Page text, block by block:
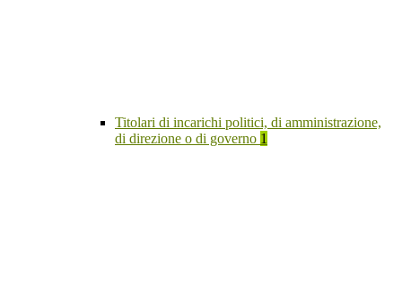
Titolari di incarichi politici, di amministrazione,
di direzione o di governo 1